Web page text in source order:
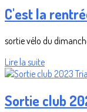
C'est la
sortie vélo du
Lire la suite
Sortie club